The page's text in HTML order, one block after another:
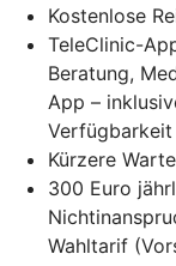
Kostenlose
TeleClinic-
Beratung,
App –
Verfügbarkeit
Kürzere
300 Euro
Wahltarif